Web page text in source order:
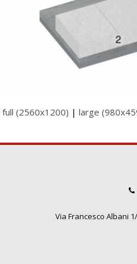
full (2560x1200) | large
Via Francesco Albani 1/